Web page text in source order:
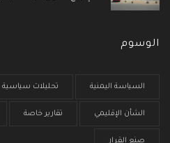
الوسوم
السياسة اليمنية تحليلات سياسية
الشأن الإقليمي تقارير خاصة
صنع القرار